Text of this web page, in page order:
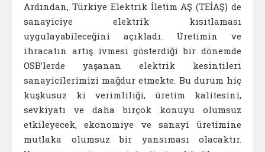
Ardından, Türkiye Elektrik İletim AŞ (TEİAŞ) de
sanayiciye elektrik kısıtlaması
uygulayabileceğini açıkladı. Üretimin ve
ihracatın artış ivmesi gösterdiği bir dönemde
OSB’lerde yaşanan elektrik kesintileri
sanayicilerimizi mağdur etmekte. Bu durum hiç
kuşkusuz ki verimliliği, üretim kalitesini,
sevkiyatı ve daha birçok konuyu olumsuz
etkileyecek, ekonomiye ve sanayi üretimine
mutlaka olumsuz bir yansıması olacaktır.